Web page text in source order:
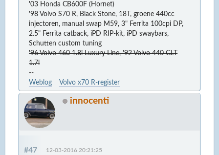
'03 Honda CB600F (Hornet)
'98 Volvo S70 R, Black Stone, 18T, groene 440cc
injectoren, manual swap M59, 3" Ferrita 100cpi DP,
2.5" Ferrita catback, iPD RIP-kit, iPD swaybars,
Schutten custom tuning
'96 Volvo 460 1.8i Luxury Line, '92 Volvo 440 GLT
1.7i
--
Weblog
Volvo x70 R-register
innocenti
#47 12-03-2016 20:21:25